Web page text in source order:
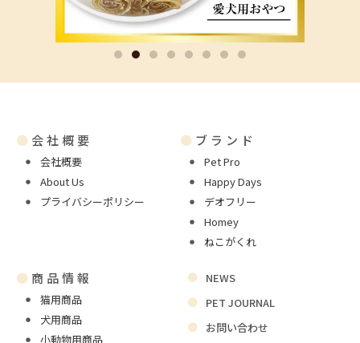
● 会社概要
会社概要
About Us
プライバシーポリシー
● ブランド
Pet Pro
Happy Days
デオフリー
Homey
ねこがくれ
● 商品情報
猫用商品
犬用商品
小動物用商品
NEWS
PET JOURNAL
お問い合わせ